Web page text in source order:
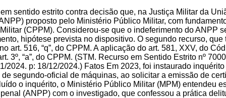
sentido estrito contra decisão que, na Justiça Militar da
proposto pelo Ministério Público Militar, com
(CPPM). Considerou-se que o indeferimento do ANPP
hipótese prevista no dispositivo. O segundo recurso,
art. 516, “q”, do CPPM. A aplicação do art. 581, XXV, do
3º, “a”, do CPPM. (STM. Recurso em Sentido Estrito nº
2024. p: 18/12/2024.) Fatos Em 2023, foi instaurado
segundo-oficial de máquinas, ao solicitar a emissão de
o inquérito, o Ministério Público Militar (MPM) entendeu
(ANPP) com o investigado, que confessou a prática